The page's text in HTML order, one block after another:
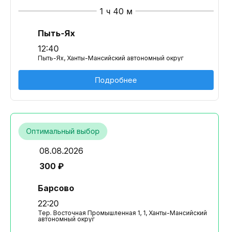
1 ч 40 м
Пыть-Ях
12:40
Пыть-Ях, Ханты-Мансийский автономный округ
Подробнее
Оптимальный выбор
08.08.2026
300 ₽
Барсово
22:20
Тер. Восточная Промышленная 1, 1, Ханты-Мансийский
автономный округ